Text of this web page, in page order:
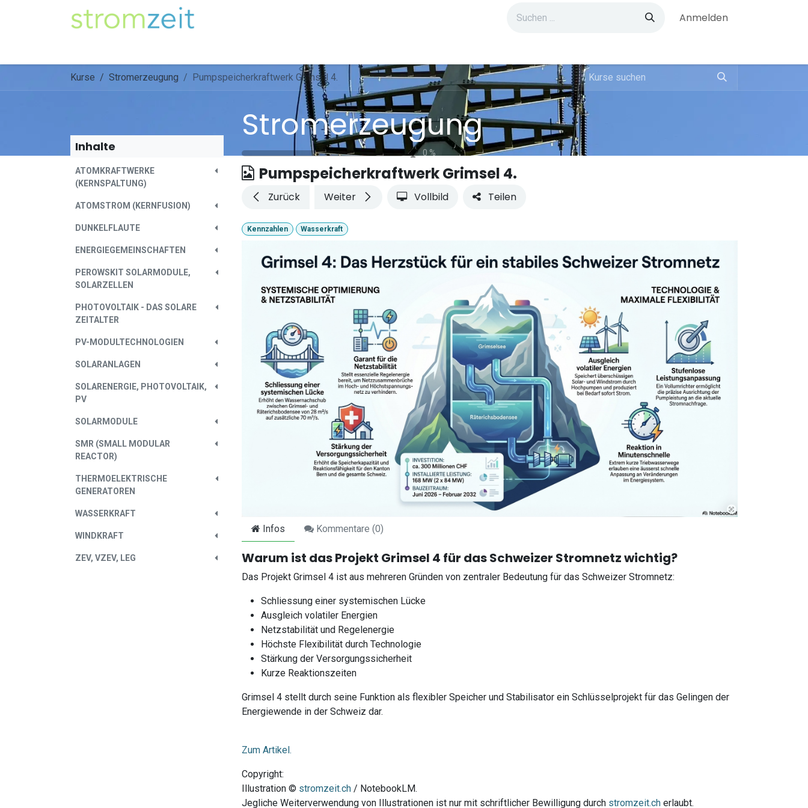
Zum Inhalt springen
Anmelden
Kurse Stromerzeugung Pumpspeicherkraftwerk Grimsel 4.
Stromerzeugung
0 %
Inhalte
ATOMKRAFTWERKE
(KERNSPALTUNG)
ATOMSTROM (KERNFUSION)
DUNKELFLAUTE
ENERGIEGEMEINSCHAFTEN
PEROWSKIT SOLARMODULE,
SOLARZELLEN
PHOTOVOLTAIK - DAS SOLARE
ZEITALTER
PV-MODULTECHNOLOGIEN
SOLARANLAGEN
SOLARENERGIE, PHOTOVOLTAIK,
PV
SOLARMODULE
SMR (SMALL MODULAR
REACTOR)
THERMOELEKTRISCHE
GENERATOREN
WASSERKRAFT
WINDKRAFT
ZEV, VZEV, LEG
Pumpspeicherkraftwerk Grimsel 4.
Zurück Weiter Vollbild Teilen
Kennzahlen Wasserkraft
Infos Kommentare (0)
Warum ist das Projekt Grimsel 4 für das Schweizer Stromnetz wichtig?
Das Projekt Grimsel 4 ist aus mehreren Gründen von zentraler Bedeutung für das Schweizer Stromnetz:
Schliessung einer systemischen Lücke
Ausgleich volatiler Energien
Netzstabilität und Regelenergie
Höchste Flexibilität durch Technologie
Stärkung der Versorgungssicherheit
Kurze Reaktionszeiten
Grimsel 4 stellt durch seine Funktion als flexibler Speicher und Stabilisator ein Schlüsselprojekt für das Gelingen der
Energiewende in der Schweiz dar.
Zum Artikel.
Copyright:
Illustration © stromzeit.ch / NotebookLM.
Jegliche Weiterverwendung von Illustrationen ist nur mit schriftlicher Bewilligung durch stromzeit.ch erlaubt.